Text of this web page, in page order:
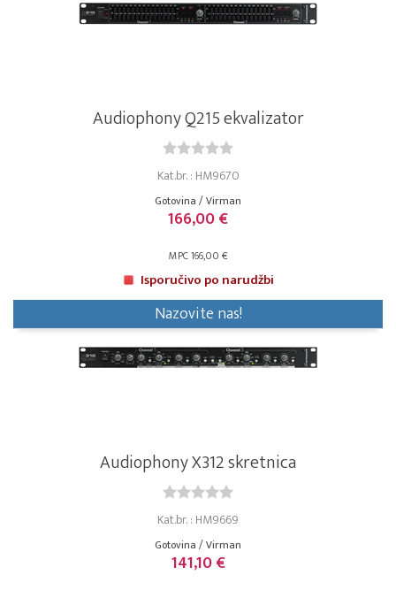
Audiophony Q215 ekvalizator
Kat.br. : HM9670
Gotovina / Virman
166,00 €
MPC 166,00 €
Isporučivo po narudžbi
Nazovite nas!
Audiophony X312 skretnica
Kat.br. : HM9669
Gotovina / Virman
141,10 €